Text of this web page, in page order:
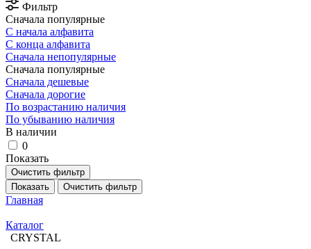
Фильтр
Сначала популярные
С начала алфавита
С конца алфавита
Сначала непопулярные
Сначала популярные
Сначала дешевые
Сначала дорогие
По возрастанию наличия
По убыванию наличия
В наличии
0
Показать
Очистить фильтр
Показать
Очистить фильтр
Главная
Каталог
CRYSTAL